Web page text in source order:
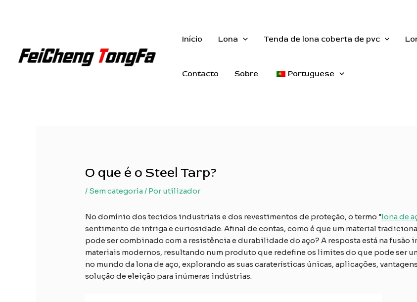
Início Lona Tenda de lona coberta de pvc
Contacto Sobre Portuguese
O que é o Steel Tarp?
/ Sem categoria/ Porutilizador
No domínio dos tecidos industriais e dos revestimentos de proteção, o termo "lona de
sentimento de intriga e curiosidade. Afinal de contas, como é que um material
pode ser combinado com a resistência e durabilidade do aço? A resposta está na fusão
materiais modernos, resultando num produto que redefine os limites do que pode ser
no mundo da lona de aço, explorando as suas caraterísticas únicas, aplicações,
solução de eleição para inúmeras indústrias.